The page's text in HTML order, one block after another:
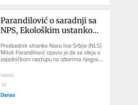
Parandilović o saradnji sa
NPS, Ekološkim ustankom i
opozicioni blok
Predsednik stranke Novo lice Srbije (NLS)
Miloš Parandilović izjavio je da se ideja o
zajedničkom nastupu na izborima njegove
stranke sa Narodnim...
latest
10
Danas